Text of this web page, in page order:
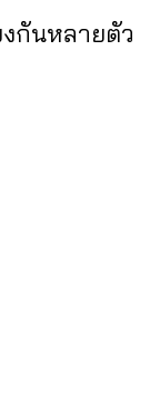
กันหลายตัว